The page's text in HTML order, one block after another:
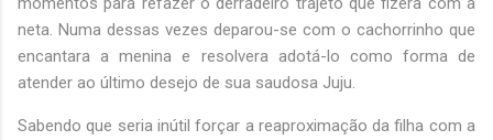
neta. Numa dessas vezes deparou-se com o cachorrinho que
encantara a menina e resolvera adotá-lo como forma de
atender ao último desejo de sua saudosa Juju.
Sabendo que seria inútil forçar a reaproximação da filha com a